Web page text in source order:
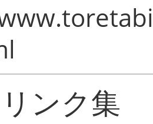
ンク集